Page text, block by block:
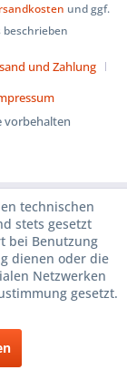
und ggf.
und Zahlung
vorbehalten
technischen
stets gesetzt
bei Benutzung
dienen oder die
Netzwerken
gesetzt.